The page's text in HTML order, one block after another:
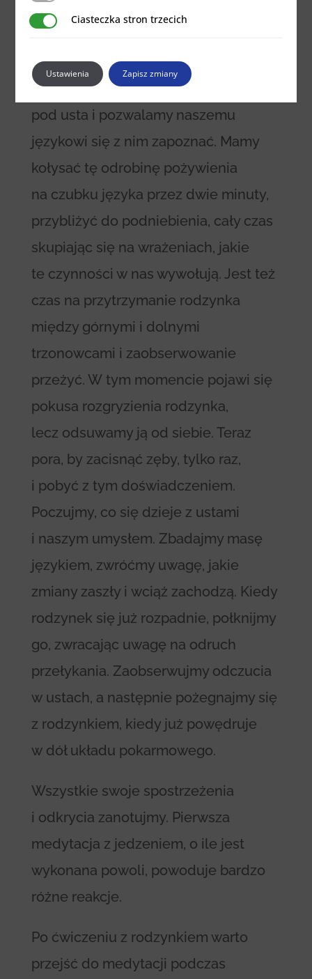
rodzynka i wsłuchanie się w odgłosy,
po przystawieniu go do ucha.
Następnie podsuwamy rodzynek
pod usta i pozwalamy naszemu
językowi się z nim zapoznać. Mamy
kołysać tę odrobinę pożywienia
na czubku języka przez dwie minuty,
przybliżyć do podniebienia, cały czas
skupiając się na wrażeniach, jakie
te czynności w nas wywołują. Jest też
czas na przytrzymanie rodzynka
między górnymi i dolnymi
trzonowcami i zaobserwowanie
przeżyć. W tym momencie pojawi się
pokusa rozgryzienia rodzynka,
lecz odsuwamy ją od siebie. Teraz
pora, by zacisnąć zęby, tylko raz,
i pobyć z tym doświadczeniem.
Poczujmy, co się dzieje z ustami
i naszym umysłem. Zbadajmy masę
językiem, zwróćmy uwagę, jakie
zmiany zaszły i wciąż zachodzą. Kiedy
rodzynek się już rozpadnie, połknijmy
go, zwracając uwagę na odruch
przełykania. Zaobserwujmy odczucia
w ustach, a następnie pożegnajmy się
z rodzynkiem, kiedy już powędruje
w dół układu pokarmowego.
Wszystkie swoje spostrzeżenia
i odkrycia zanotujmy. Pierwsza
medytacja z jedzeniem, o ile jest
wykonana powoli, powoduje bardzo
różne reakcje.
Po ćwiczeniu z rodzynkiem warto
przejść do medytacji podczas
Ciasteczka stron trzecich
Ciasteczka stron trzecich
Ustawienia Zapisz zmiany